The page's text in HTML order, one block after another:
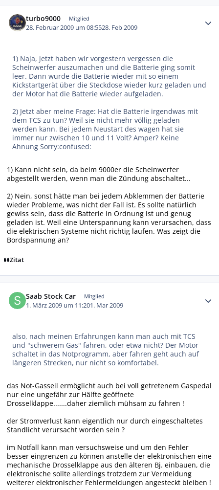
turbo9000 Mitglied
28. Februar 2009 um 08:5528. Feb 2009
1) Naja, jetzt haben wir vorgestern vergessen die
Scheinwerfer auszumachen und die Batterie ging somit
leer. Dann wurde die Batterie wieder mit so einem
Kickstartgerät über die Steckdose wieder kurz geladen und
der Motor hat die Batterie wieder aufgeladen.
2) Jetzt aber meine Frage: Hat die Batterie irgendwas mit
dem TCS zu tun? Weil sie nicht mehr völlig geladen
werden kann. Bei jedem Neustart des wagen hat sie
immer nur zwischen 10 und 11 Volt? Amper? Keine
Ahnung Sorry:confused:
1) Kann nicht sein, da beim 9000er die Scheinwerfer
abgestellt werden, wenn man die Zündung abschaltet...
2) Nein, sonst hätte man bei jedem Abklemmen der Batterie
wieder Probleme, was nicht der Fall ist. Es sollte natürlich
gewiss sein, dass die Batterie in Ordnung ist und genug
geladen ist. Weil eine Unterspannung kann verursachen, dass
die elektrischen Systeme nicht richtig laufen. Was zeigt die
Bordspannung an?
Zitat
Saab Stock Car Mitglied
1. März 2009 um 11:201. Mar 2009
also, nach meinen Erfahrungen kann man auch mit TCS
und "schwerem Gas" fahren, oder etwa nicht? Der Motor
schaltet in das Notprogramm, aber fahren geht auch auf
längeren Strecken, nur nicht so komfortabel.
das Not-Gasseil ermöglicht auch bei voll getretenem Gaspedal
nur eine ungefähr zur Hälfte geöffnete
Drosselklappe.......daher ziemlich mühsam zu fahren !
der Stromverlust kann eigentlich nur durch eingeschaltetes
Standlicht verursacht worden sein ?
im Notfall kann man versuchsweise und um den Fehler
besser eingrenzen zu können anstelle der elektronischen eine
mechanische Drosselklappe aus den älteren Bj. einbauen, die
elektronische sollte allerdings trotzdem zur Vermeidung
weiterer elektronischer Fehlermeldungen angesteckt bleiben !